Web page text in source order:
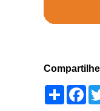
Compartilhe